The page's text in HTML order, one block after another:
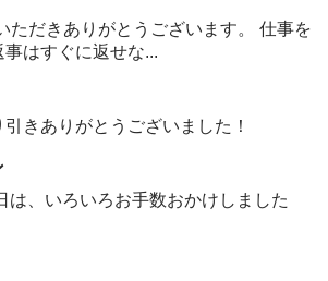
ただきありがとうございます。 仕事を
はすぐに返せな...
きありがとうございました！
は、いろいろお手数おかけしました